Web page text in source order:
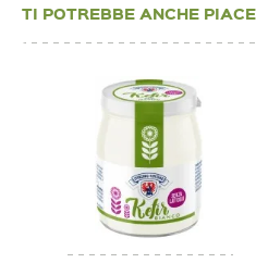
TI POTREBBE ANCHE